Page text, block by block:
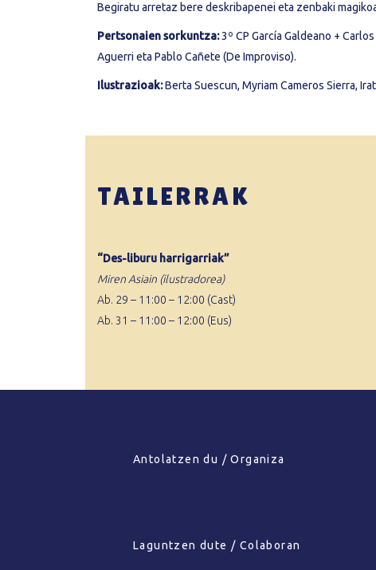
Begiratu arretaz bere deskribapenei eta zenbaki
Pertsonaien sorkuntza:3º CP García Galdeano +
Aguerri eta Pablo Cañete (De Improviso).
Ilustrazioak:Berta Suescun, Myriam Cameros Sierra,
TAILERRAK
“Des-liburu harrigarriak”
Miren Asiain (ilustradorea)
Ab. 29 – 11:00 – 12:00 (Cast)
Ab. 31 – 11:00 – 12:00 (Eus)
Antolatzen du / Organiza
Laguntzen dute / Colaboran